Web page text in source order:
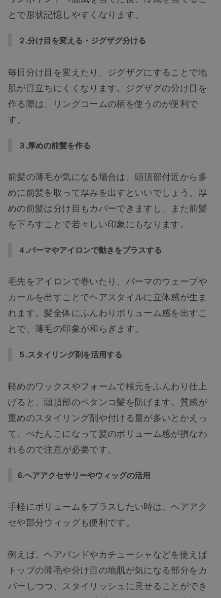
とで形状記憶しやすくなります。
２.分け目を変える・ジグザグ分ける
毎日分け目を変えたり、ジグザグにすることで地
肌が目立ちにくくなります。ジグザグの分け目を
作る際は、リングコームの柄を使うのが便利で
す。
３.厚めの前髪を作る
前髪の薄毛が気になる場合は、頭頂部付近から多
めに前髪を取って厚みを出すといいでしょう。厚
めの前髪は分け目もカバーできますし、また前髪
を下ろすことで若々しい印象にもなります。
４.パーマやアイロンで動きをプラスする
毛先をアイロンで巻いたり、パーマのウェーブや
カールを出すことでヘアスタイルに立体感が生ま
れます。髪全体にふんわりボリューム感を出すこ
とで、薄毛の印象が和らぎます。
５.スタイリング剤を活用する
軽めのワックスやフォームで根元をふんわり仕上
げると、頭頂部のペタンコ髪を防げます。質感が
重めのスタイリング剤や付ける量が多いとかえっ
て、ぺたんこになって髪のボリューム感が損なわ
れるので注意が必要です。
6.ヘアアクセサリーやウィッグの活用
手軽にボリュームをプラスしたい時は、ヘアアク
セや部分ウィッグも便利です。
例えば、ヘアバンドやカチューシャなどを使えば
トップの薄毛や分け目の地肌が気になる部分をカ
バーしつつ、スタイリッシュに見せることができ